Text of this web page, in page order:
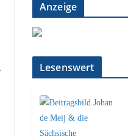
Anzeige
Lesenswert